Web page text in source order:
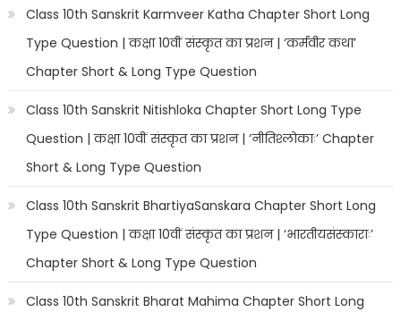
Class 10th Sanskrit Karmveer Katha Chapter Short Long
Type Question | कक्षा 10वीं संस्कृत का प्रशन | ‘कर्मवीर कथा’
Chapter Short & Long Type Question
Class 10th Sanskrit Nitishloka Chapter Short Long Type
Question | कक्षा 10वीं संस्कृत का प्रशन | ‘नीतिश्लोकाः’ Chapter
Short & Long Type Question
Class 10th Sanskrit BhartiyaSanskara Chapter Short Long
Type Question | कक्षा 10वीं संस्कृत का प्रशन | ‘भारतीयसंस्काराः’
Chapter Short & Long Type Question
Class 10th Sanskrit Bharat Mahima Chapter Short Long